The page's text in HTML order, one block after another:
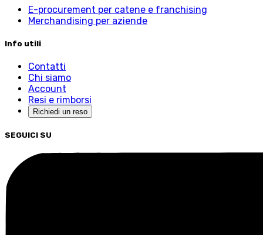
E-procurement per catene e franchising
Merchandising per aziende
Info utili
Contatti
Chi siamo
Account
Resi e rimborsi
Richiedi un reso
SEGUICI SU